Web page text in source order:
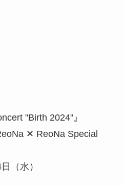
"Birth 2024"』
✕ ReoNa Special
（水）